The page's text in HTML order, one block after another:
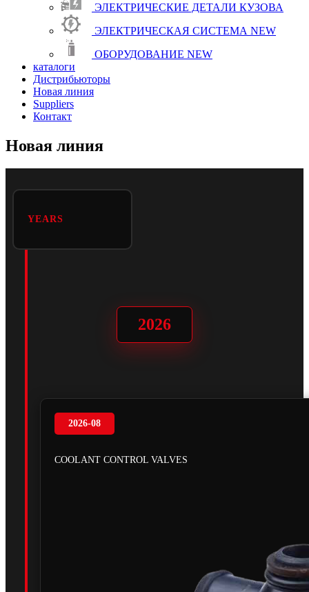
ЭЛЕКТРИЧЕСКИЕ ДЕТАЛИ КУЗОВА
ЭЛЕКТРИЧЕСКАЯ СИСТЕМА NEW
ОБОРУДОВАНИЕ NEW
каталоги
Дистрибьюторы
Новая линия
Suppliers
Контакт
Новая линия
YEARS
2026
2026-08
COOLANT CONTROL VALVES